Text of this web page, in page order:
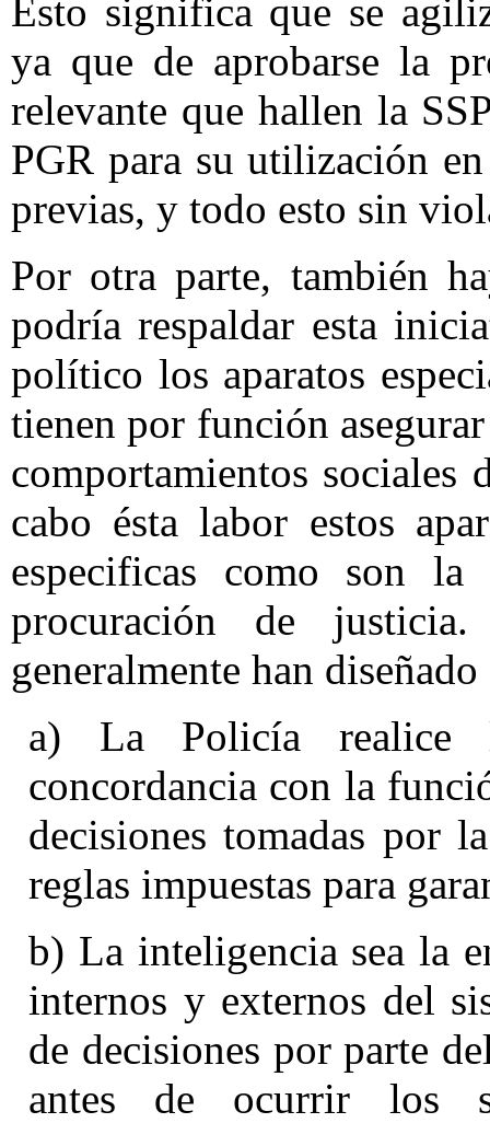
Esto significa que se
ya que de aprobarse la
relevante que hallen la
PGR para su utilización
previas, y todo esto sin
Por otra parte, también
podría respaldar esta
político los aparatos
tienen por función
comportamientos sociales
cabo ésta labor estos
especificas como son
procuración de
generalmente han diseñado
a) La Policía realice
concordancia con la
decisiones tomadas por
reglas impuestas para
b) La inteligencia sea la
internos y externos del
de decisiones por parte
antes de ocurrir los